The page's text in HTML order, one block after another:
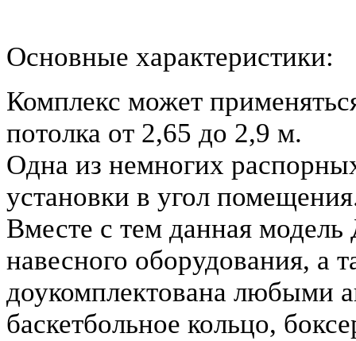
Основные характеристики:
Комплекс может
потолка от 2,65 до 2,9 м.
Одна из немногих
установки в угол
Вместе с тем данная
навесного оборудования, а
доукомплектована любыми
баскетбольное кольцо,